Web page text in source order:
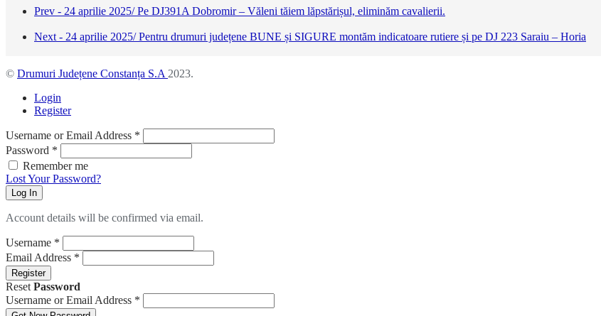
Prev - 24 aprilie 2025/ Pe DJ391A Dobromir – Văleni tăiem lăpstărișul, eliminăm cavalierii.
Next - 24 aprilie 2025/ Pentru drumuri județene BUNE și SIGURE montăm indicatoare rutiere și pe DJ 223 Saraiu – Horia
© Drumuri Județene Constanța S.A 2023.
Login
Register
Username or Email Address *
Password *
Remember me
Lost Your Password?
Log In
Account details will be confirmed via email.
Username *
Email Address *
Register
Reset Password
Username or Email Address *